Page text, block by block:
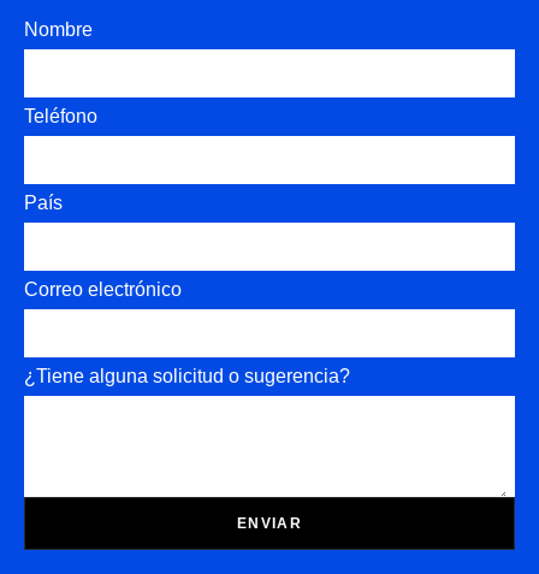
Nombre
Teléfono
País
Correo electrónico
¿Tiene alguna solicitud o sugerencia?
ENVIAR